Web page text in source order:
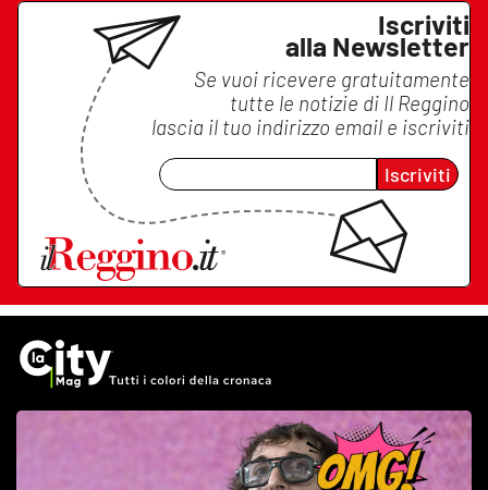
Iscriviti
alla Newsletter
Se vuoi ricevere gratuitamente
tutte le notizie di Il Reggino
lascia il tuo indirizzo email e iscriviti
Iscriviti